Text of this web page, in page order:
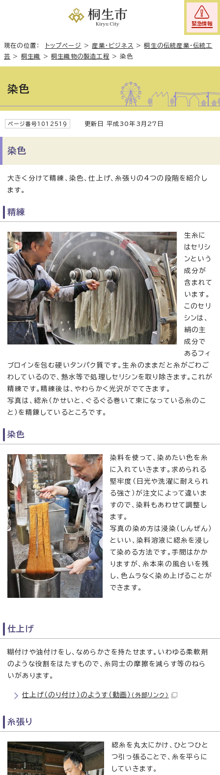
緊急情報
現在の位置： トップページ > 産業・ビジネス >桐生の伝統産業・伝統工
芸 > 桐生織 >桐生織物の製造工程 >染色
染色
ページ番号1012519 更新日 平成30年3月27日
染色
大きく分けて精練、染色、仕上げ、糸張りの4つの段階を紹介し
ます。
精練
生糸に
はセリシ
ンという
成分が
含まれて
います。
このセリ
シンは、
絹の主
成分で
あるフィ
ブロインを包む硬いタンパク質です。生糸のままだと糸がごわご
わしているので、熱水等で処理しセリシンを取り除きます。これが
精練です。精練後は、やわらかく光沢がでてきます。
写真は、綛糸（かせいと、ぐるぐる巻いて束になっている糸のこ
と）を精錬しているところです。
染色
染料を使って、染めたい色を糸
に入れていきます。求められる
堅牢度（日光や洗濯に耐えられ
る強さ）が注文によって違いま
すので、染料もあわせて調整し
ます。
写真の染め方は浸染（しんぜん）
といい、染料溶液に綛糸を浸し
て染める方法です。手間はかか
りますが、糸本来の風合いを残
し、色ムラなく染め上げることが
できます。
仕上げ
糊付けや油付けをし、なめらかさを持たせます。いわゆる柔軟剤
のような役割をはたすもので、糸同士の摩擦を減らす等のねら
いがあります。
仕上げ（のり付け）のようす（動画） （外部リンク）
糸張り
綛糸を丸太にかけ、ひとつひと
つ引っ張ることで、糸を平らに
していきます。